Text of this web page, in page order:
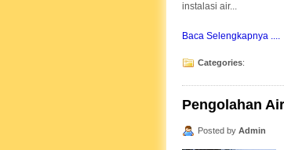
instalasi air...
Baca Selengkapnya ....
Categories:
Pengolahan
Posted by Admin